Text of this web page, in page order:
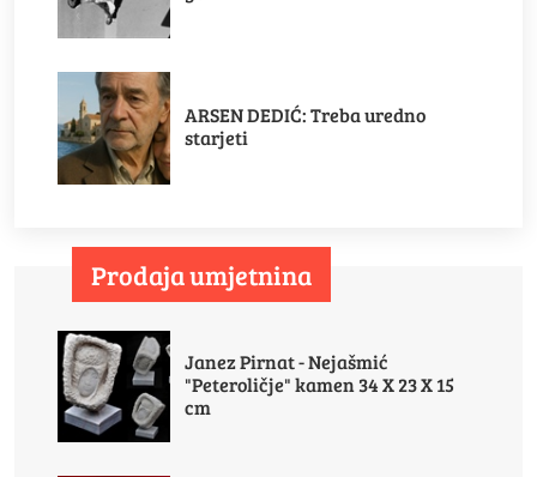
ARSEN DEDIĆ: Treba uredno
starjeti
Prodaja umjetnina
Janez Pirnat - Nejašmić
"Peteroličje" kamen 34 X 23 X 15
cm